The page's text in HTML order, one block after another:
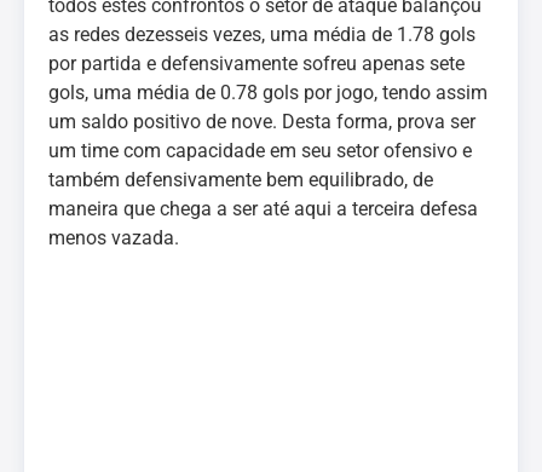
todos estes confrontos o setor de ataque balançou
as redes dezesseis vezes, uma média de 1.78 gols
por partida e defensivamente sofreu apenas sete
gols, uma média de 0.78 gols por jogo, tendo assim
um saldo positivo de nove. Desta forma, prova ser
um time com capacidade em seu setor ofensivo e
também defensivamente bem equilibrado, de
maneira que chega a ser até aqui a terceira defesa
menos vazada.